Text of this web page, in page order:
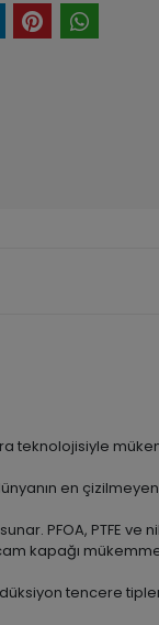
teknolojisiyle
en
PFOA, PTFE ve
kapağı
tencere